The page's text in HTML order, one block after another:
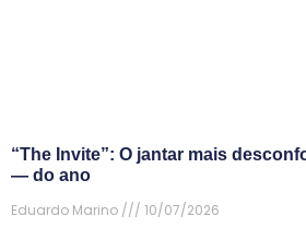
“The Invite”: O jantar mais
— do ano
Eduardo Marino
10/07/2026